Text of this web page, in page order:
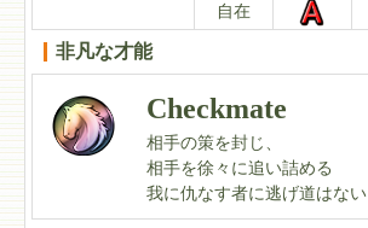
自在
非凡な才能
Checkmate
相手の策を封じ、
相手を徐々に追い詰める
我に仇なす者に逃げ道はない